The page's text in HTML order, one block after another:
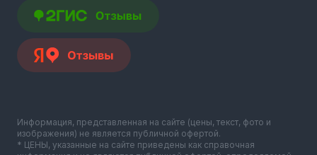
Информация, представленная на сайте (цены, текст, фото и
изображения) не является публичной офертой.
* ЦЕНЫ, указанные на сайте приведены как справочная